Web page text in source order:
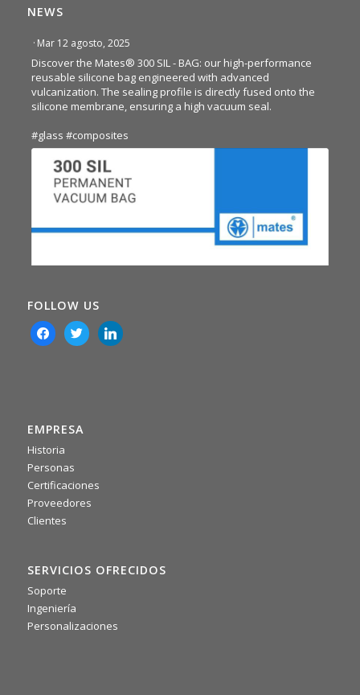
NEWS
· Mar 12 agosto, 2025
Discover the Mates® 300 SIL - BAG: our high-performance
reusable silicone bag engineered with advanced
vulcanization. The sealing profile is directly fused onto the
silicone membrane, ensuring a high vacuum seal.
#glass #composites
0
· Mié 16 julio, 2025
📌 La scorsa settimana si è tenuto il nostro meeting
per condividere idee, allinearci sugli obiettivi e ritrovarci
rafforzando lo spirito di squadra 🤝
FOLLOW US
facebooktwitterlinkedin
EMPRESA
Historia
Personas
Certificaciones
Proveedores
Clientes
SERVICIOS OFRECIDOS
Soporte
Ingeniería
Personalizaciones